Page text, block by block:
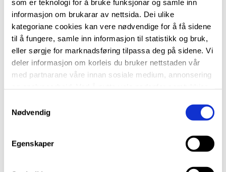
som er teknologi for å bruke funksjonar og samle inn
informasjon om brukarar av nettsida. Dei ulike
kategoriane cookies kan vere nødvendige for å få sidene
til å fungere, samle inn informasjon til statistikk og bruk,
eller sørgje for marknadsføring tilpassa deg på sidene. Vi
deler informasjon om korleis du bruker nettstaden vår
med partnarane våre innan sosiale medium, annonsering
når du vil trekke samtykket ditt. Sjå meir om kva cookies
Nødvendig
Egenskaper
Dersom du likevel ønsker å gjennomføre eksamen,
har du anledning til det. Då møter du på skulen til
oppstartstidspunktet.
Har du udokumentert fråvær på obligatorisk
førebuingsdag, må du møte på eksamen.
ekspedisjonen på skulen, så snart som mogleg. Er
det snakk om sjukdom, må du levere legeattest som